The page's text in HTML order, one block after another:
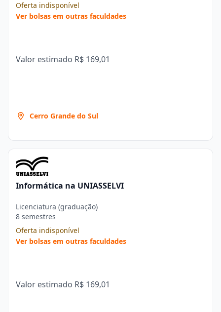
Oferta indisponível
Ver bolsas em outras faculdades
Valor estimado R$ 169,01
Cerro Grande do Sul
Informática na UNIASSELVI
Licenciatura (graduação)
8 semestres
Oferta indisponível
Ver bolsas em outras faculdades
Valor estimado R$ 169,01